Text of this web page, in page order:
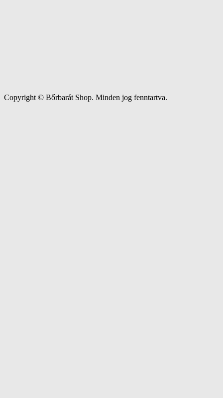
Copyright © Bőrbarát Shop. Minden jog fenntartva.